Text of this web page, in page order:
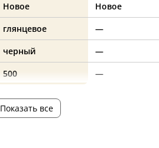
Новое
Новое
глянцевое
—
черный
—
500 —
Показать все